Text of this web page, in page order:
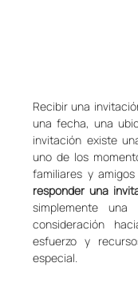
Recibir una
una fecha, una
invitación existe
uno de los
familiares y
responder una
simplemente
consideración
esfuerzo y
especial.